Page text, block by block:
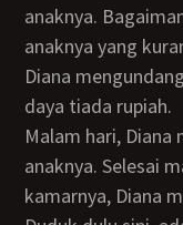
anaknya.
anaknya yang
Diana
daya tiada rupiah.
Malam hari, Diana makan seperti biasa bersama
anaknya. Selesai
kamarnya, Diana